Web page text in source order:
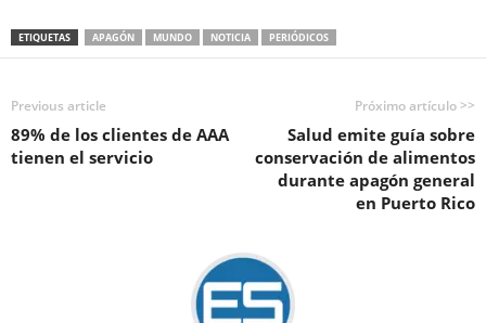
ETIQUETAS APAGÓN MUNDO NOTICIA PERIÓDICOS
Previous article
89% de los clientes de AAA
tienen el servicio
Próximo artículo >>
Salud emite guía sobre
conservación de alimentos
durante apagón general
en Puerto Rico